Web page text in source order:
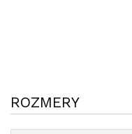
ROZMERY